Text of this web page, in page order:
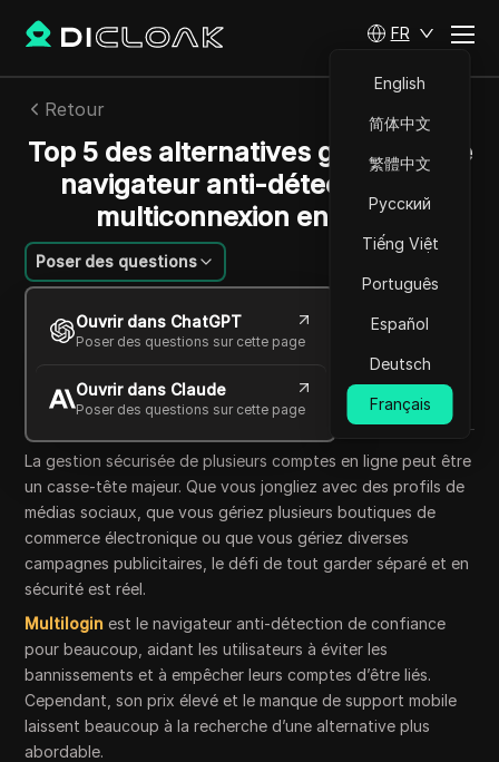
FR
English
简体中文
繁體中文
Русский
Tiếng Việt
Português
Español
Deutsch
Français
Retour
Top 5 des alternatives gratuites de
navigateur anti-détection à la
multiconnexion en 2025
Poser des questions
Ouvrir dans ChatGPT
Poser des questions sur cette page
Ouvrir dans Claude
Poser des questions sur cette page
Felipe Moreira
12 oct. 2025 3 min de lecture
Copy Link
La gestion sécurisée de plusieurs comptes en ligne peut être
un casse-tête majeur. Que vous jongliez avec des profils de
médias sociaux, que vous gériez plusieurs boutiques de
commerce électronique ou que vous gériez diverses
campagnes publicitaires, le défi de tout garder séparé et en
sécurité est réel.
Multilogin est le navigateur anti-détection de confiance
pour beaucoup, aidant les utilisateurs à éviter les
bannissements et à empêcher leurs comptes d’être liés.
Cependant, son prix élevé et le manque de support mobile
laissent beaucoup à la recherche d’une alternative plus
abordable.